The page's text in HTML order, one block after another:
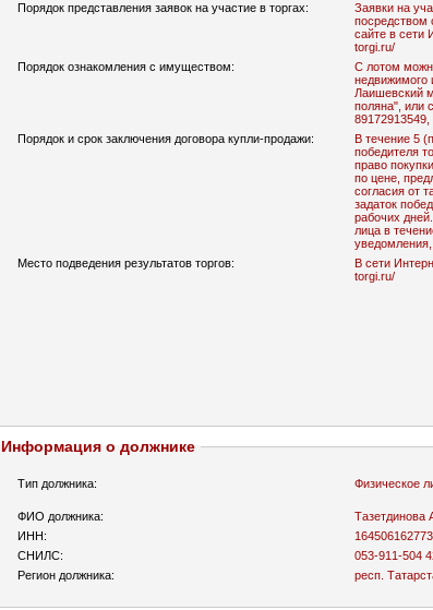
Порядок представления заявок на участие в торгах:
Заявки на
посредством
сайте в сети
torgi.ru/
Порядок ознакомления с имуществом:
С лотом
недвижимого имущества
Лаишевский
поляна", или
89172913549,
Порядок и срок заключения договора купли-продажи:
В течение 5
победителя торгов, лицам,
право
по цене, предложенной победителем. В случае получения
согласия от
задаток победителю возвращается не позднее 5 (пяти)
рабочих дней. В случае неполучения согласия от такого
лица в течение
уведомления,
Место подведения результатов торгов:
В сети
torgi.ru/
Информация о должнике
Тип должника: Физическое
ФИО должника:
Тазетдинова
ИНН:
164506162773
СНИЛС:
053-911-504
Регион должника:
респ.